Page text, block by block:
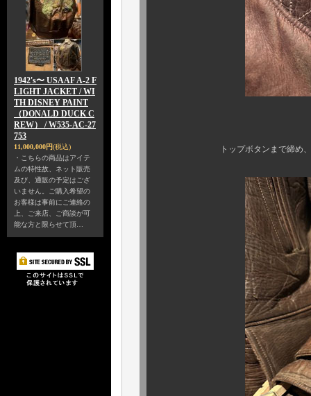
1942's〜 USAAF A-2 F
LIGHT JACKET / WI
TH DISNEY PAINT
（DONALD DUCK C
REW） / W535-AC-27
753
11,000,000円(税込)
・こちらの商品はアイテ
ムの特性故、ネット販売
及び、通販の予定はござ
いません。ご購入希望の
お客様は事前にご連絡の
上、ご来店、ご商談が可
能な方と限らせて頂…
トップボタンまで締め、衿を立